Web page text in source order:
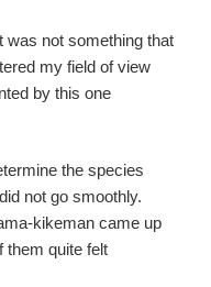
was not something that
my field of view
by this one
the species
not go smoothly.
kikeman came up
them quite felt